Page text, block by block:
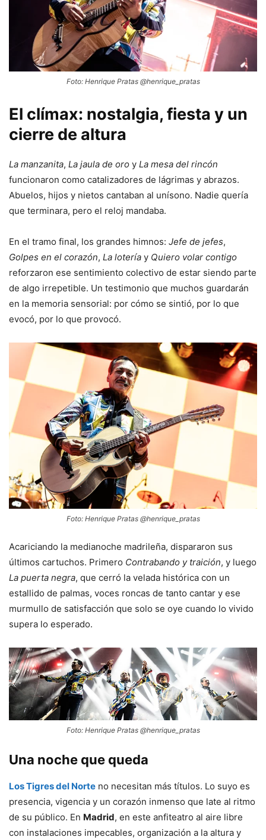
Foto: Henrique Pratas @henrique_pratas
El clímax: nostalgia, fiesta y un
cierre de altura
La manzanita, La jaula de oro y La mesa del rincón
funcionaron como catalizadores de lágrimas y abrazos.
Abuelos, hijos y nietos cantaban al unísono. Nadie quería
que terminara, pero el reloj mandaba.
En el tramo final, los grandes himnos: Jefe de jefes,
Golpes en el corazón, La lotería y Quiero volar contigo
reforzaron ese sentimiento colectivo de estar siendo parte
de algo irrepetible. Un testimonio que muchos guardarán
en la memoria sensorial: por cómo se sintió, por lo que
evocó, por lo que provocó.
Foto: Henrique Pratas @henrique_pratas
Acariciando la medianoche madrileña, dispararon sus
últimos cartuchos. Primero Contrabando y traición, y luego
La puerta negra, que cerró la velada histórica con un
estallido de palmas, voces roncas de tanto cantar y ese
murmullo de satisfacción que solo se oye cuando lo vivido
supera lo esperado.
Foto: Henrique Pratas @henrique_pratas
Una noche que queda
Los Tigres del Norte no necesitan más títulos. Lo suyo es
presencia, vigencia y un corazón inmenso que late al ritmo
de su público. En Madrid, en este anfiteatro al aire libre
con instalaciones impecables, organización a la altura y